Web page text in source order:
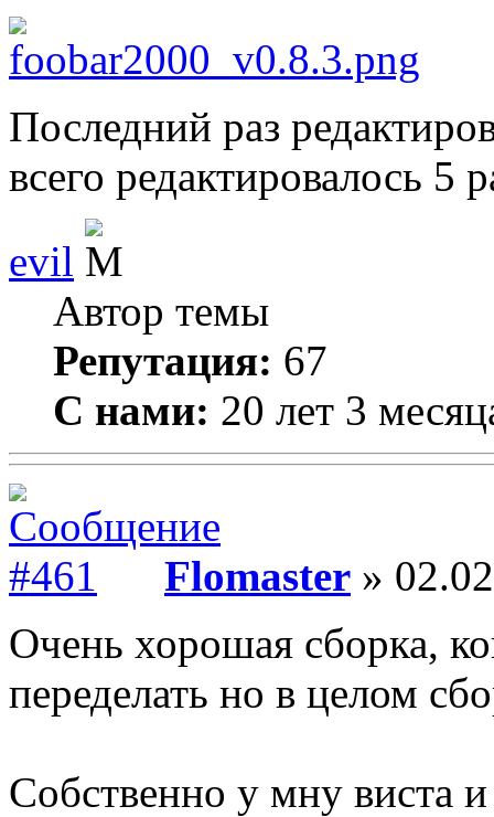
Последний раз
всего редактировалось 5
evil
Автор темы
Репутация: 67
С нами: 20 лет 3
Flomaster »
Очень хорошая сборка,
переделать но в целом
Собственно у мну виста